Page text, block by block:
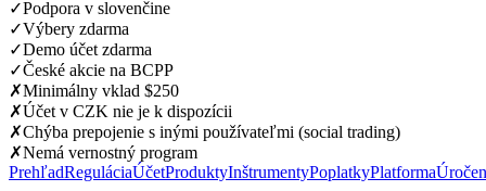
✓Podpora v slovenčine
✓Výbery zdarma
✓Demo účet zdarma
✓České akcie na BCPP
✗Minimálny vklad $250
✗Účet v CZK nie je k dispozícii
✗Chýba prepojenie s inými používateľmi (social trading)
✗Nemá vernostný program
PrehľadReguláciaÚčetProduktyInštrumentyPoplatkyPlatforma